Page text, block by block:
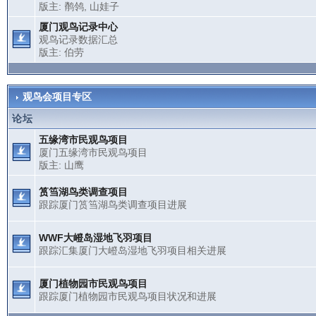
版主: 鹡鸰, 山娃子
厦门观鸟记录中心
观鸟记录数据汇总
版主: 伯劳
观鸟会项目专区
论坛
五缘湾市民观鸟项目
厦门五缘湾市民观鸟项目
版主: 山鹰
筼筜湖鸟类调查项目
跟踪厦门筼筜湖鸟类调查项目进展
WWF大嶝岛湿地飞羽项目
跟踪汇集厦门大嶝岛湿地飞羽项目相关进展
厦门植物园市民观鸟项目
跟踪厦门植物园市民观鸟项目状况和进展